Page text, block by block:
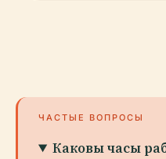
ЧАСТЫЕ ВОПРОСЫ
Каковы часы